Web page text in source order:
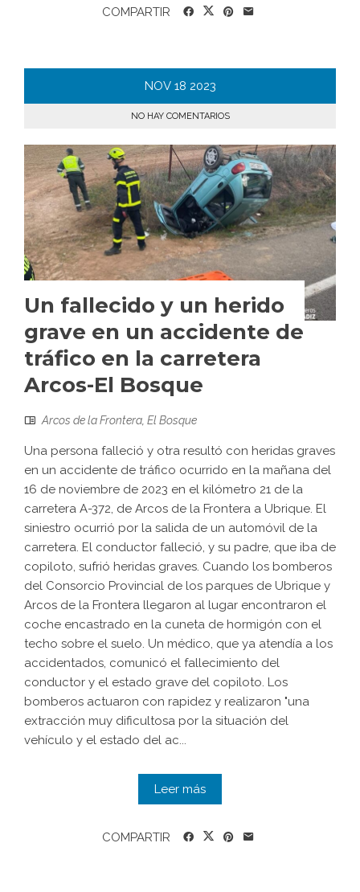
COMPARTIR
NOV 18 2023
NO HAY COMENTARIOS
Un fallecido y un herido
grave en un accidente de
tráfico en la carretera
Arcos-El Bosque
Arcos de la Frontera El Bosque
Una persona falleció y otra resultó con heridas graves
en un accidente de tráfico ocurrido en la mañana del
16 de noviembre de 2023 en el kilómetro 21 de la
carretera A-372, de Arcos de la Frontera a Ubrique. El
siniestro ocurrió por la salida de un automóvil de la
carretera. El conductor falleció, y su padre, que iba de
copiloto, sufrió heridas graves. Cuando los bomberos
del Consorcio Provincial de los parques de Ubrique y
Arcos de la Frontera llegaron al lugar encontraron el
coche encastrado en la cuneta de hormigón con el
techo sobre el suelo. Un médico, que ya atendía a los
accidentados, comunicó el fallecimiento del
conductor y el estado grave del copiloto. Los
bomberos actuaron con rapidez y realizaron "una
extracción muy dificultosa por la situación del
vehículo y el estado del ac...
Leer más
COMPARTIR